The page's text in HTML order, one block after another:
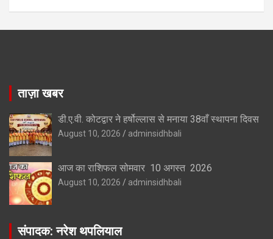
ताज़ा खबर
डी.ए.वी. कोटद्वार ने हर्षोल्लास से मनाया 38वाँ स्थापना दिवस
August 10, 2026 adminsidhbali
आज का राशिफल सोमवार 10 अगस्त 2026
August 10, 2026 adminsidhbali
संपादक: नरेश थपलियाल